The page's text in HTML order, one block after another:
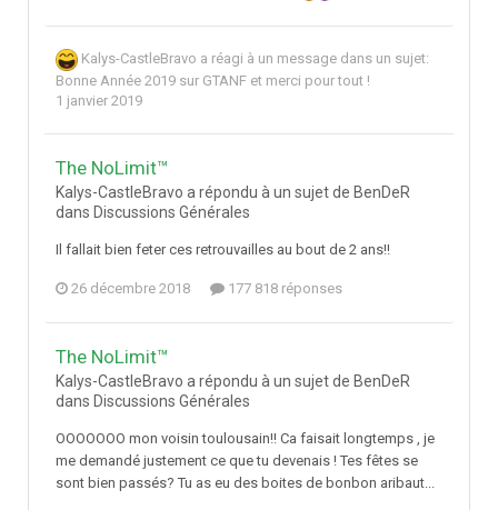
Kalys-CastleBravo a réagi à un message dans un sujet:
Bonne Année 2019 sur GTANF et merci pour tout !
1 janvier 2019
The NoLimit™
Kalys-CastleBravo a répondu à un sujet de BenDeR
dans Discussions Générales
Il fallait bien feter ces retrouvailles au bout de 2 ans!!
26 décembre 2018 177 818 réponses
The NoLimit™
Kalys-CastleBravo a répondu à un sujet de BenDeR
dans Discussions Générales
OOOOOOO mon voisin toulousain!! Ca faisait longtemps , je
me demandé justement ce que tu devenais ! Tes fêtes se
sont bien passés? Tu as eu des boites de bonbon aribaut...